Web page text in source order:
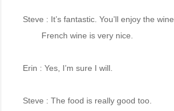
Steve : It’s fantastic. You’ll enjoy the wine.
Erin : Yes, I’m sure I will.
Steve : The food is really good too.